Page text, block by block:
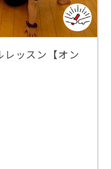
ッスン【オン